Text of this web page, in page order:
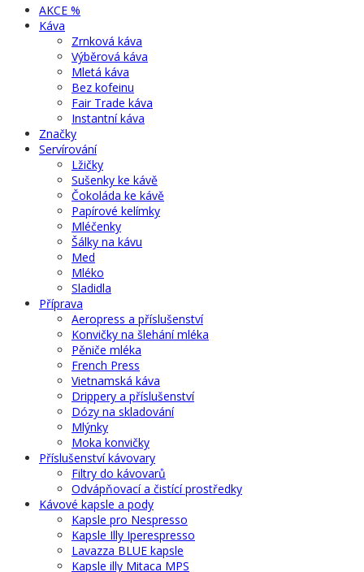
AKCE %
Káva
Zrnková káva
Výběrová káva
Mletá káva
Bez kofeinu
Fair Trade káva
Instantní káva
Značky
Servírování
Lžičky
Sušenky ke kávě
Čokoláda ke kávě
Papírové kelímky
Mléčenky
Šálky na kávu
Med
Mléko
Sladidla
Příprava
Aeropress a příslušenství
Konvičky na šlehání mléka
Pěniče mléka
French Press
Vietnamská káva
Drippery a příslušenství
Dózy na skladování
Mlýnky
Moka konvičky
Příslušenství kávovary
Filtry do kávovarů
Odvápňovací a čistící prostředky
Kávové kapsle a pody
Kapsle pro Nespresso
Kapsle Illy Iperespresso
Lavazza BLUE kapsle
Kapsle illy Mitaca MPS